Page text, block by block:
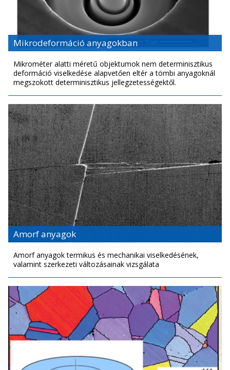
Mikrodeformáció anyagokban
Mikrométer alatti méretű objektumok nem determinisztikus
deformáció viselkedése alapvetően eltér a tömbi anyagoknál
megszokott determinisztikus jellegzetességektől.
Amorf anyagok
Amorf anyagok termikus és mechanikai viselkedésének,
valamint szerkezeti változásainak vizsgálata